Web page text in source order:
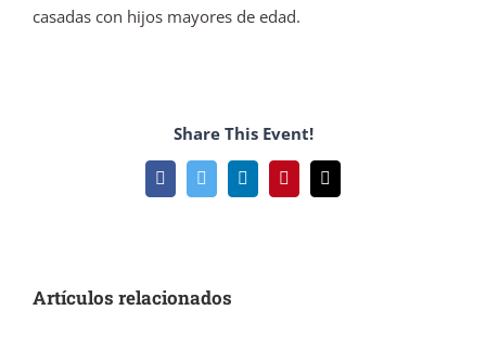
casadas con hijos mayores de edad.
Share This Event!
FacebookTwitterLinkedInPinterestCorreo
electrónico
Artículos relacionados